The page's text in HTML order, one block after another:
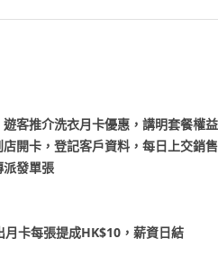
客推介洗衣月卡優惠，講明套餐權益
開卡，登記客戶資料，每日上交銷
發單張
月卡每張提成HK$10，薪資日結